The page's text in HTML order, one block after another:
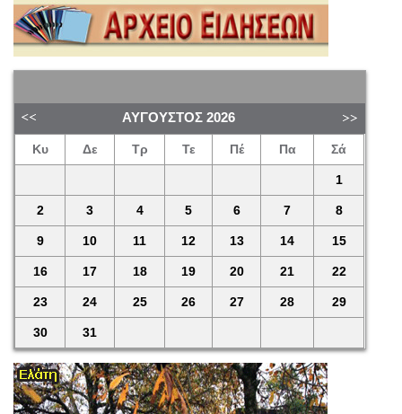
ΑΎΓΟΥΣΤΟΣ 2026
Κυ Δε Τρ Τε Πέ Πα Σά
1
2 3 4 5 6 7 8
9 10 11 12 13 14 15
16 17 18 19 20 21 22
23 24 25 26 27 28 29
30 31